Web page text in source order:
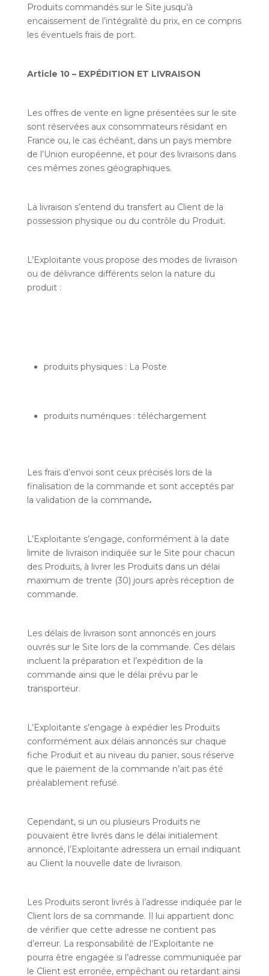
Produits commandés sur le Site jusqu’à
encaissement de l’intégralité du prix, en ce compris
les éventuels frais de port.
Article 10 – EXPÉDITION ET LIVRAISON
Les offres de vente en ligne présentées sur le site
sont réservées aux consommateurs résidant en
France ou, le cas échéant, dans un pays membre
de l’Union européenne, et pour des livraisons dans
ces mêmes zones géographiques.
La livraison s’entend du transfert au Client de la
possession physique ou du contrôle du Produit.
L’Exploitante vous propose des modes de livraison
ou de délivrance différents selon la nature du
produit :
produits physiques : La Poste
produits numériques : téléchargement
Les frais d’envoi sont ceux précisés lors de la
finalisation de la commande et sont acceptés par
la validation de la commande.
L’Exploitante s’engage, conformément à la date
limite de livraison indiquée sur le Site pour chacun
des Produits, à livrer les Produits dans un délai
maximum de trente (30) jours après réception de
commande.
Les délais de livraison sont annoncés en jours
ouvrés sur le Site lors de la commande. Ces délais
incluent la préparation et l’expédition de la
commande ainsi que le délai prévu par le
transporteur.
L’Exploitante s’engage à expédier les Produits
conformément aux délais annoncés sur chaque
fiche Produit et au niveau du panier, sous réserve
que le paiement de la commande n’ait pas été
préalablement refusé.
Cependant, si un ou plusieurs Produits ne
pouvaient être livrés dans le délai initialement
annoncé, l’Exploitante adressera un email indiquant
au Client la nouvelle date de livraison.
Les Produits seront livrés à l’adresse indiquée par le
Client lors de sa commande. Il lui appartient donc
de vérifier que cette adresse ne contient pas
d’erreur. La responsabilité de l’Exploitante ne
pourra être engagée si l’adresse communiquée par
le Client est erronée, empêchant ou retardant ainsi